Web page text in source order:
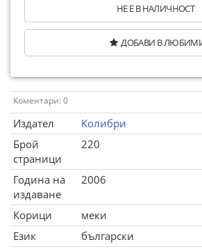
НЕ Е В НАЛИЧНОСТ
ДОБАВИ В
Коментари: 0
Издател
Колибри
Брой
страници
220
Година на
издаване
2006
Корици
меки
Език
български